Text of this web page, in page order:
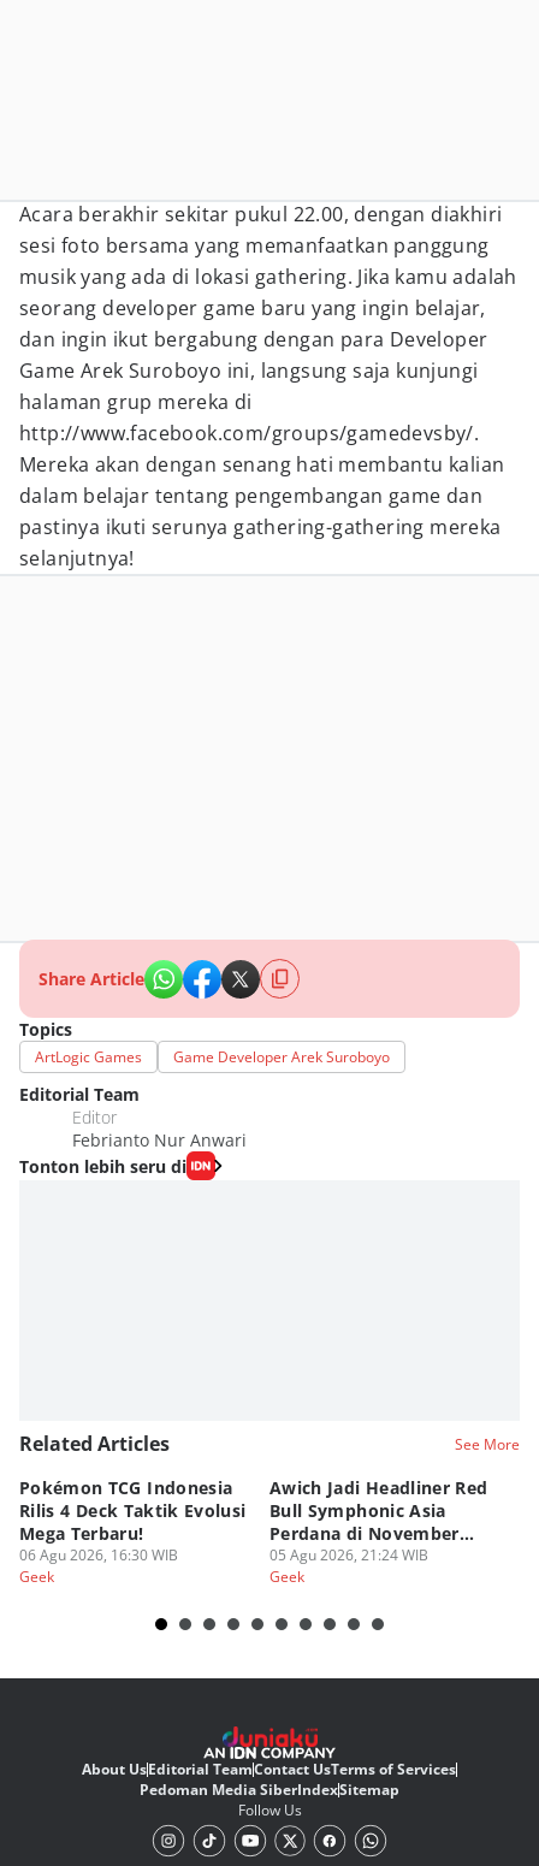
Acara berakhir sekitar pukul 22.00, dengan diakhiri
sesi foto bersama yang memanfaatkan panggung
musik yang ada di lokasi gathering. Jika kamu adalah
seorang developer game baru yang ingin belajar,
dan ingin ikut bergabung dengan para Developer
Game Arek Suroboyo ini, langsung saja kunjungi
halaman grup mereka di
http://www.facebook.com/groups/gamedevsby/.
Mereka akan dengan senang hati membantu kalian
dalam belajar tentang pengembangan game dan
pastinya ikuti serunya gathering-gathering mereka
selanjutnya!
Share Article
Topics
ArtLogic Games Game Developer Arek Suroboyo
Editorial Team
Editor
Febrianto Nur Anwari
Tonton lebih seru di
Related Articles See More
Pokémon TCG Indonesia
Rilis 4 Deck Taktik Evolusi
Mega Terbaru!
06 Agu 2026, 16:30 WIB
Geek
Awich Jadi Headliner Red
Bull Symphonic Asia
Perdana di November
2026!
05 Agu 2026, 21:24 WIB
Geek
About UsEditorial TeamContact UsTerms of Services
Pedoman Media SiberIndexSitemap
Follow Us